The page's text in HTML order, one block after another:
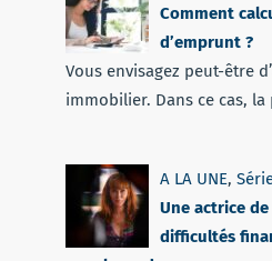
Comment
d’emprunt ?
Vous envisagez peut-être
immobilier. Dans ce cas, la
A LA UNE,
Une actrice
difficultés